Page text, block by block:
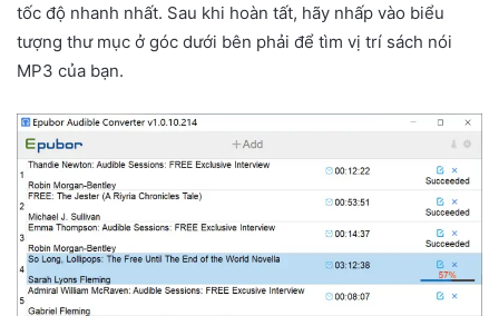
tốc độ nhanh nhất. Sau khi hoàn tất, hãy nhấp vào biểu
tượng thư mục ở góc dưới bên phải để tìm vị trí sách nói
MP3 của bạn.